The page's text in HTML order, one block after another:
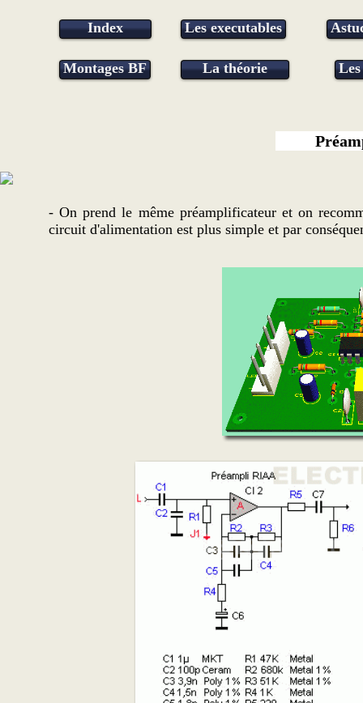
Index Les executables
Montages BF La théorie
- On prend le même préamplificateur et on
circuit d'alimentation est plus simple et par